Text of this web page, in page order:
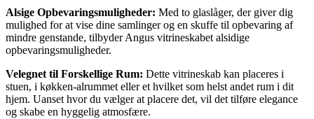
Alsige Opbevaringsmuligheder: Med to glaslåger, der giver dig
mulighed for at vise dine samlinger og en skuffe til opbevaring af
mindre genstande, tilbyder Angus vitrineskabet alsidige
opbevaringsmuligheder.
Velegnet til Forskellige Rum: Dette vitrineskab kan placeres i
stuen, i køkken-alrummet eller et hvilket som helst andet rum i dit
hjem. Uanset hvor du vælger at placere det, vil det tilføre elegance
og skabe en hyggelig atmosfære.